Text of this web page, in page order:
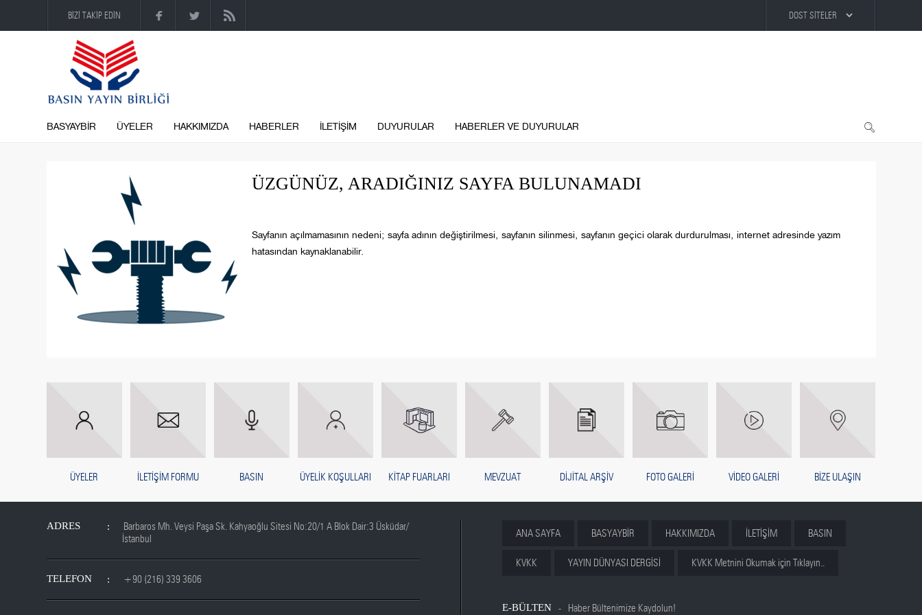
BİZİ TAKİP EDİN
BASYAYBİR ÜYELER HAKKIMIZDA HABERLER İLETİŞİM DUYURULAR HABERLER VE DUYURULAR
ÜZGÜNÜZ, ARADIĞINIZ SAYFA BULUNAMADI
Sayfanın açılmamasının nedeni; sayfa adının değiştirilmesi, sayfanın silinmesi, sayfanın geçici olarak durdurulması, internet adresinde yazım
hatasından kaynaklanabilir.
ÜYELER İLETİŞİM FORMU BASIN ÜYELİK KOŞULLARI KİTAP FUARLARI MEVZUAT DİJİTAL ARŞİV FOTO GALERİ VİDEO GALERİ BİZE ULAŞIN
ADRES
Barbaros Mh. Veysi Paşa Sk. Kahyaoğlu Sitesi No:20/1 A Blok Dair:3 Üsküdar/
İstanbul
TELEFON +90 (216) 339 3606
ANA SAYFA BASYAYBİR HAKKIMIZDA İLETİŞİM BASIN
KVKK YAYIN DÜNYASI DERGİSİ KVKK Metnini Okumak için Tıklayın..
E-BÜLTEN Haber Bültenimize Kaydolun!